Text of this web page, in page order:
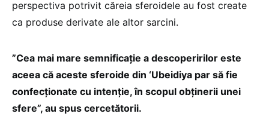
perspectiva potrivit căreia sferoidele au fost create
ca produse derivate ale altor sarcini.
”Cea mai mare semnificaţie a descoperirilor este
aceea că aceste sferoide din ‘Ubeidiya par să fie
confecţionate cu intenţie, în scopul obţinerii unei
sfere”, au spus cercetătorii.